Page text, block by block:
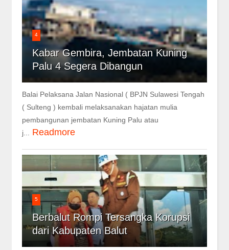
4
Kabar Gembira, Jembatan Kuning
Palu 4 Segera Dibangun
Balai Pelaksana Jalan Nasional ( BPJN Sulawesi Tengah
( Sulteng ) kembali melaksanakan hajatan mulia
pembangunan jembatan Kuning Palu atau
j... Readmore
5
Berbalut Rompi Tersangka Korupsi
dari Kabupaten Balut